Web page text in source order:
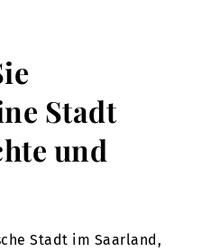
Stadt
und
Stadt im Saarland,